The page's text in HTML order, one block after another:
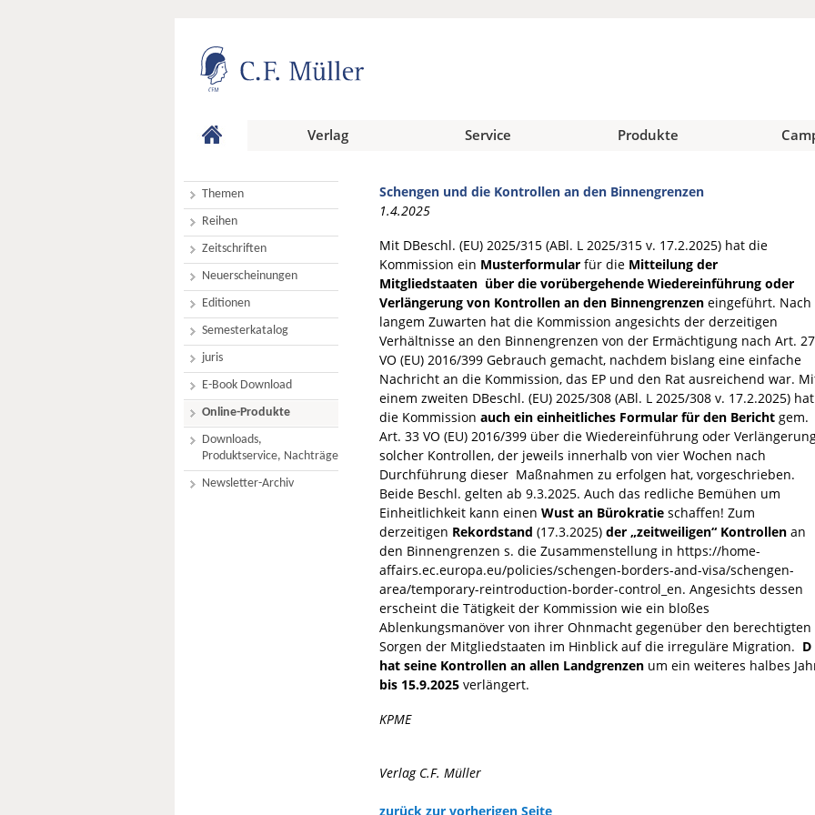
Verlag Service Produkte
Themen
Reihen
Zeitschriften
Neuerscheinungen
Editionen
Semesterkatalog
juris
E-Book Download
Online-Produkte
Downloads,
Produktservice, Nachträge
Newsletter-Archiv
Schengen und die Kontrollen an den Binnengrenzen
1.4.2025
Mit DBeschl. (EU) 2025/315 (ABl. L 2025/315 v. 17.2.2025) hat die
Kommission ein Musterformular für die Mitteilung der
Mitgliedstaaten über die vorübergehende Wiedereinführung oder
Verlängerung von Kontrollen an den Binnengrenzen eingeführt. Nach
langem Zuwarten hat die Kommission angesichts der derzeitigen
Verhältnisse an den Binnengrenzen von der Ermächtigung nach Art. 27
VO (EU) 2016/399 Gebrauch gemacht, nachdem bislang eine einfache
Nachricht an die Kommission, das EP und den Rat ausreichend war.
einem zweiten DBeschl. (EU) 2025/308 (ABl. L 2025/308 v. 17.2.2025) hat
die Kommission auch ein einheitliches Formular für den Bericht gem.
Art. 33 VO (EU) 2016/399 über die Wiedereinführung oder
solcher Kontrollen, der jeweils innerhalb von vier Wochen nach
Durchführung dieser Maßnahmen zu erfolgen hat, vorgeschrieben.
Beide Beschl. gelten ab 9.3.2025. Auch das redliche Bemühen um
Einheitlichkeit kann einen Wust an Bürokratie schaffen! Zum
derzeitigen Rekordstand (17.3.2025) der „zeitweiligen“ Kontrollen an
den Binnengrenzen s. die Zusammenstellung in https://home-
affairs.ec.europa.eu/policies/schengen-borders-and-visa/schengen-
area/temporary-reintroduction-border-control_en. Angesichts dessen
erscheint die Tätigkeit der Kommission wie ein bloßes
Ablenkungsmanöver von ihrer Ohnmacht gegenüber den berechtigten
Sorgen der Mitgliedstaaten im Hinblick auf die irreguläre Migration. D
hat seine Kontrollen an allen Landgrenzen um ein weiteres halbes
bis 15.9.2025 verlängert.
KPME
Verlag C.F. Müller
zurück zur vorherigen Seite